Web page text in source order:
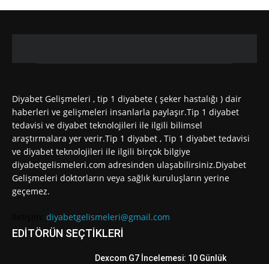
Diyabet Gelişmeleri , tip 1 diyabete ( şeker hastalığı ) dair
haberleri ve gelişmeleri insanlarla paylaşır.Tip 1 diyabet
tedavisi ve diyabet teknolojileri ile ilgili bilimsel
araştırmalara yer verir.Tip 1 diyabet , Tip 1 diyabet tedavisi
ve diyabet teknolojileri ile ilgili birçok bilgiye
diyabetgelismeleri.com adresinden ulaşabilirsiniz.Diyabet
Gelişmeleri doktorların veya sağlık kuruluşların yerine
geçemez.
diyabetgelismeleri@gmail.com
EDİTÖRÜN SEÇTİKLERİ
Dexcom G7 İncelemesi: 10 Günlük